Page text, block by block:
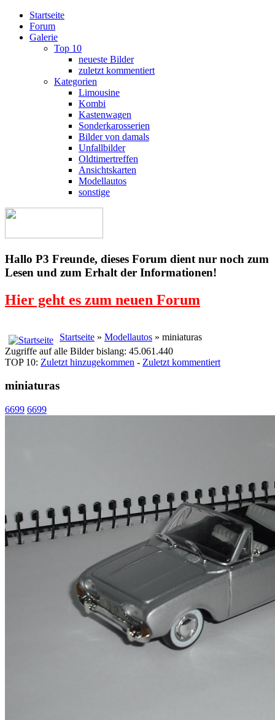
Startseite
Forum
Galerie
Top 10
neueste Bilder
zuletzt kommentiert
Kategorien
Limousine
Kombi
Kastenwagen
Sonderkarosserien
Bilder von damals
Unfallbilder
Oldtimertreffen
Ansichtskarten
Modellautos
sonstige
Hallo P3 Freunde, dieses Forum dient nur noch zum
Lesen und zum Erhalt der Informationen!
Hier geht es zum neuen Forum
Startseite » Modellautos » miniaturas
Zugriffe auf alle Bilder bislang: 45.061.440
TOP 10: Zuletzt hinzugekommen - Zuletzt kommentiert
miniaturas
6699 6699